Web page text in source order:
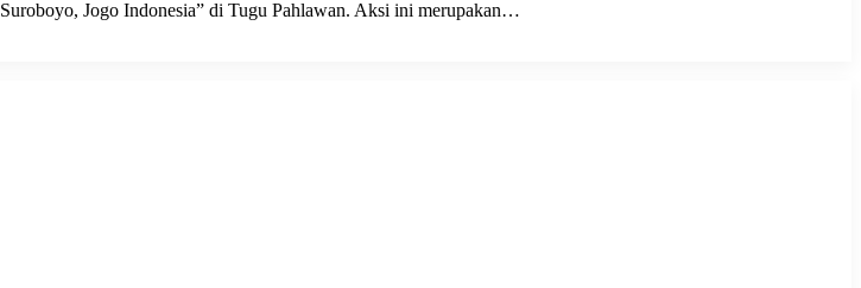
Jogo Indonesia” di Tugu Pahlawan. Aksi ini merupakan…